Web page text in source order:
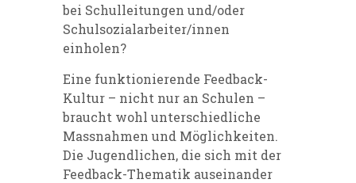
bei Schulleitungen und/oder
Schulsozialarbeiter/innen
einholen?
Eine funktionierende Feedback-
Kultur – nicht nur an Schulen –
braucht wohl unterschiedliche
Massnahmen und Möglichkeiten.
Die Jugendlichen, die sich mit der
Feedback-Thematik auseinander